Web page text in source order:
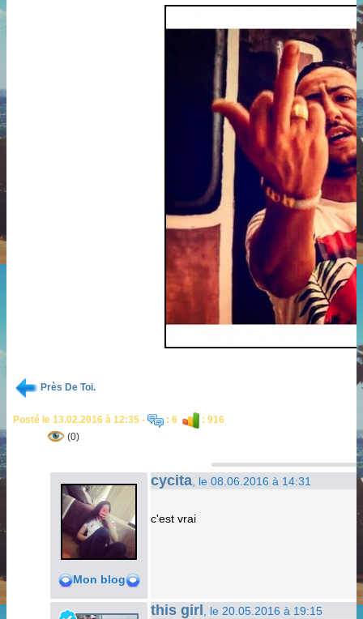
Près De Toi.
Posté le 13.02.2016 à 12:35 - : 6
: 916
(0)
Mon blog
cycita , le 08.06.2016 à 14:31
c'est vrai
this girl
, le 20.05.2016 à 19:15